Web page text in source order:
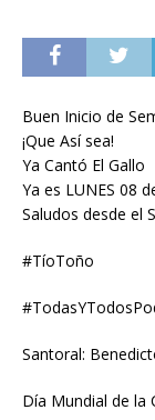
Buen Inicio de
¡Que Así sea!
Ya Cantó El Gallo
Ya es LUNES 08
Saludos desde el
#TíoToño
Santoral:
Día Mundial de la